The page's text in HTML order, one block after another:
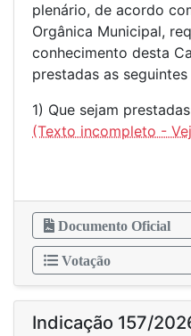
plenário, de acordo
Orgânica Municipal,
conhecimento desta
prestadas as
1) Que sejam
Documento Oficial
Votação
Indicação 157/